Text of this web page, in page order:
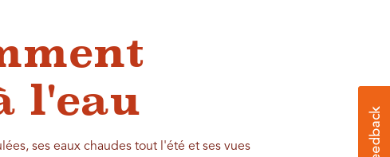
l'eau
ses eaux chaudes tout l'été et ses vues